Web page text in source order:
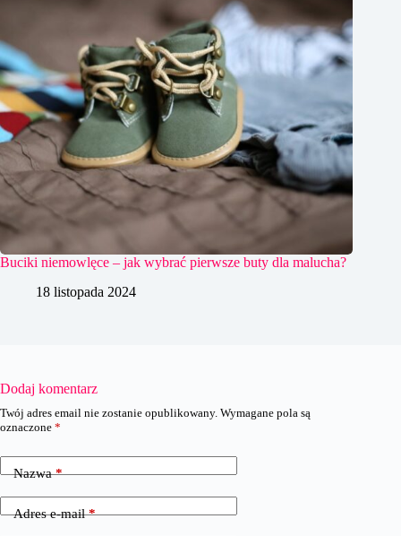
Buciki niemowlęce – jak wybrać pierwsze buty dla malucha?
18 listopada 2024
Dodaj komentarz
Twój adres email nie zostanie opublikowany. Wymagane pola są
oznaczone *
Nazwa*
Adres e-mail*